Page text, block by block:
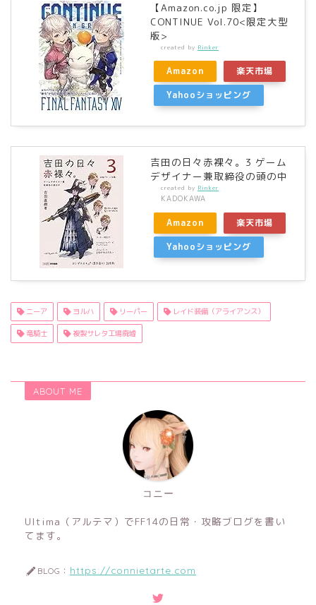
【Amazon.co.jp 限定】
CONTINUE Vol.70<限定大型
版>
created by Rinker
Amazon
楽天市場
Yahooショッピング
吉田の日々赤裸々。3 ゲーム
デザイナー兼取締役の頭の中
created by Rinker
KADOKAWA
Amazon
楽天市場
Yahooショッピング
ニーア ヨルハ リーパー レイド装備（アライアンス）
竜騎士 複製サレタ工場廃墟
ABOUT ME
コニー
Ultima（アルテマ）でFF14の日常・攻略ブログを書い
てます。
BLOG： https://connietarte.com